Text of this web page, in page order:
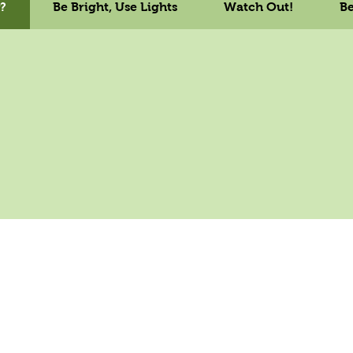
Be Bright, Use Lights Watch Out!